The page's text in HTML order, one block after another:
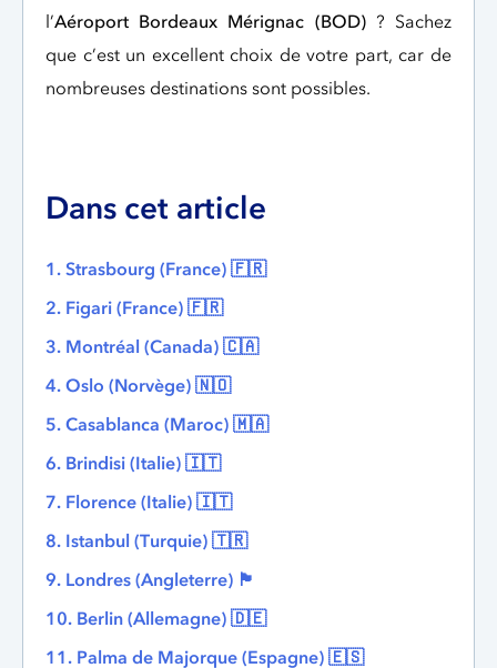
l’Aéroport Bordeaux Mérignac (BOD)? Sachez
que c’est un excellent choix de votre part, car de
nombreuses destinations sont possibles.
Dans cet article
1. Strasbourg (France) 🇫🇷
2. Figari (France) 🇫🇷
3. Montréal (Canada) 🇨🇦
4. Oslo (Norvège) 🇳🇴
5. Casablanca (Maroc) 🇲🇦
6. Brindisi (Italie) 🇮🇹
7. Florence (Italie) 🇮🇹
8. Istanbul (Turquie) 🇹🇷
9. Londres (Angleterre) 🏴󠁧󠁢󠁥󠁮󠁧󠁿
10. Berlin (Allemagne) 🇩🇪
11. Palma de Majorque (Espagne) 🇪🇸